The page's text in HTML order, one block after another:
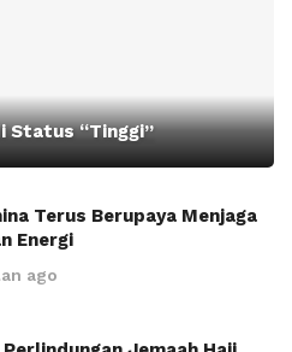
Status “Tinggi”
Terus Berupaya Menjaga
Energi
ago